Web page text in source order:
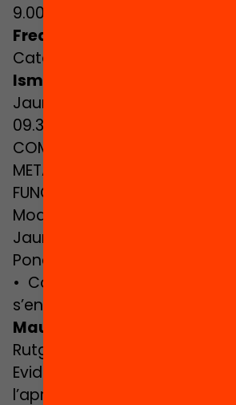
9.00 – 9.30 h SESSIÓ
Frederic Udina
Català d’Avaluació de
Ismael Palacín
, director de
Jaume Bofill
09.30 – 11.15 h. SESSIÓ PLENÀRIA.
COMPETÈNCIES SOCIALS,
METACOGNITIVES: PROGRAMES
FUNCIONEN
Moderadora:
Jaume Bofill)
Ponència central
• Competències per al segle
s’ensenyen, com s’aprenen,
Maurice Elias
Rutgers University
Evidències per a la millora de
l’aprenentatge de l’alumnat